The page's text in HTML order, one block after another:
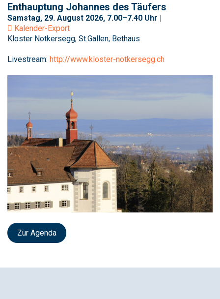
Enthauptung Johannes des Täufers
Samstag, 29. August 2026, 7.00–7.40 Uhr |
Kalender-Export
Kloster Notkersegg, St.Gallen, Bethaus
Livestream: http://www.kloster-notkersegg.ch
Zur Agenda